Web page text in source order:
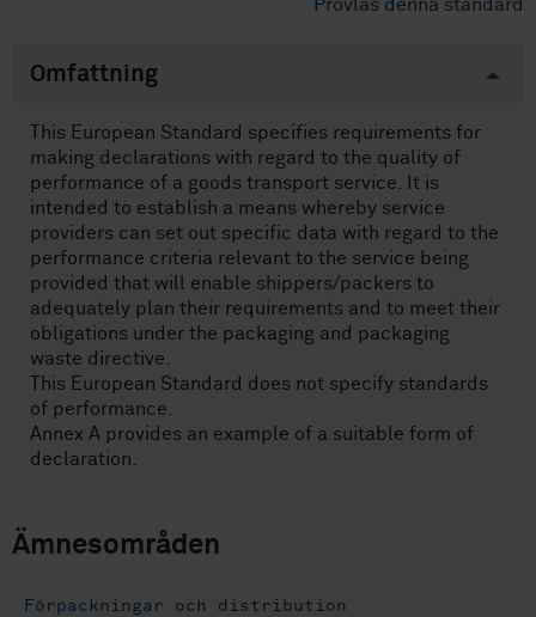
Provläs denna standard
Omfattning
This European Standard specifies requirements for
making declarations with regard to the quality of
performance of a goods transport service. It is
intended to establish a means whereby service
providers can set out specific data with regard to the
performance criteria relevant to the service being
provided that will enable shippers/packers to
adequately plan their requirements and to meet their
obligations under the packaging and packaging
waste directive.
This European Standard does not specify standards
of performance.
Annex A provides an example of a suitable form of
declaration.
Ämnesområden
Förpackningar och distribution